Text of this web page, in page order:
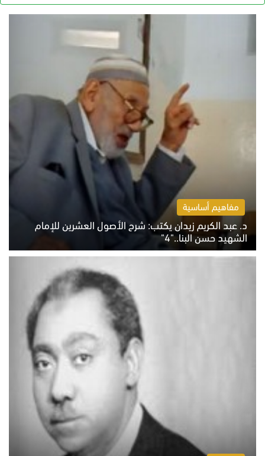
مفاهيم أساسية
د. عبد الكريم زيدان يكتب: شرح الأصول العشرين للإمام
الشهيد حسن البنا.."4"
الخميس 6 أغسطس 2026 10:27 ص